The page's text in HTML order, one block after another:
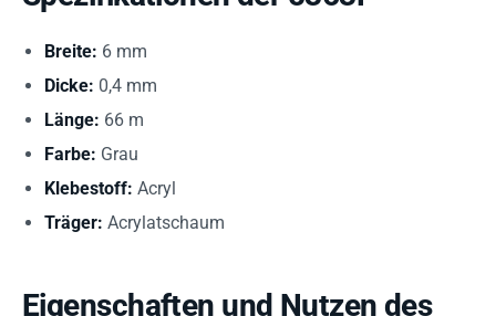
Breite: 6 mm
Dicke: 0,4 mm
Länge: 66 m
Farbe: Grau
Klebestoff: Acryl
Träger: Acrylatschaum
Eigenschaften und Nutzen des